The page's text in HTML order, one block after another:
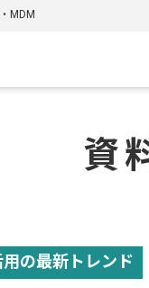
MDM
資
用の最新トレンド